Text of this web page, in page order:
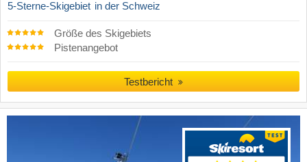
5-Sterne-Skigebiet in der Schweiz
Größe des Skigebiets
Pistenangebot
Testbericht